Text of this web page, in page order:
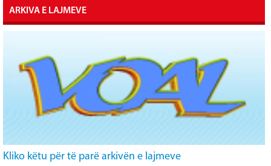
ARKIVA E LAJMEVE
Kliko këtu për të parë arkivën e lajmeve